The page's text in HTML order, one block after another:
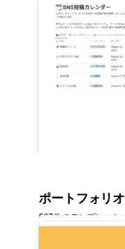
ポートフォリオ
597件のテンプレート